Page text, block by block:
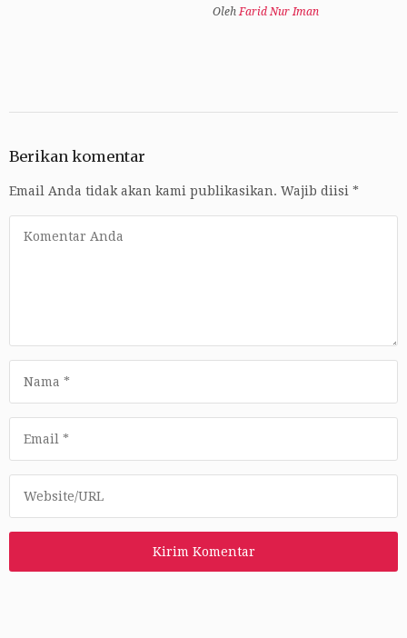
OlehFarid Nur Iman
Berikan komentar
Email Anda tidak akan kami publikasikan. Wajib diisi *